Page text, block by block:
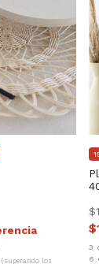
(superando los
3
6